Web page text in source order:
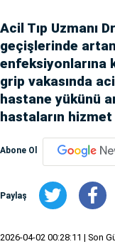
Acil Tıp Uzmanı
geçişlerinde
enfeksiyonlarına
grip vakasında
hastane yükünü
hastaların hizmet
Abone Ol
Paylaş
2026-04-02 00:28:11 | Son